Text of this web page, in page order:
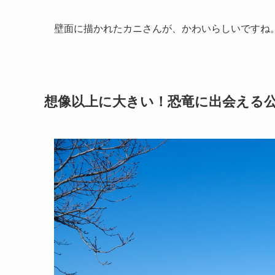
壁面に描かれたカニさんが、かわいらしいですね
想像以上に大きい！恐竜に出会える